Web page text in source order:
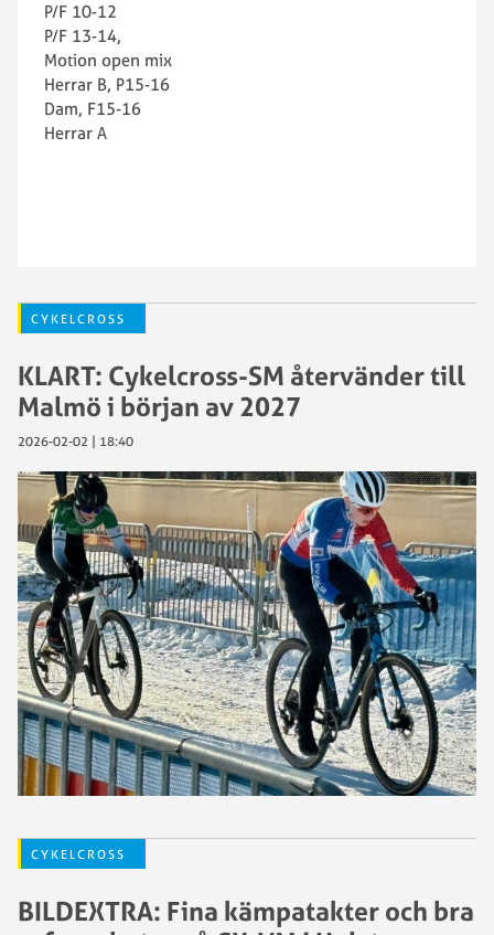
P/F 10-12
P/F 13-14,
Motion open mix
Herrar B, P15-16
Dam, F15-16
Herrar A
CYKELCROSS
KLART: Cykelcross-SM återvänder till
Malmö i början av 2027
2026-02-02 | 18:40
CYKELCROSS
BILDEXTRA: Fina kämpatakter och bra